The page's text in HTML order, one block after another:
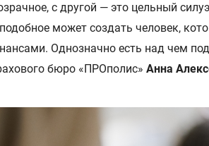
с другой — это цельный
может создать человек,
Однозначно есть над чем
бюро «ПРОполис» Анна